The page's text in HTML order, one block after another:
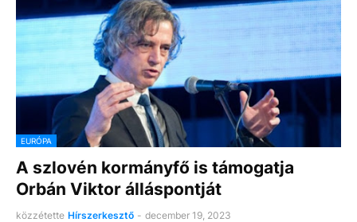
EURÓPA
A szlovén kormányfő is támogatja
Orbán Viktor álláspontját
közzétette Hírszerkesztő - december 19, 2023